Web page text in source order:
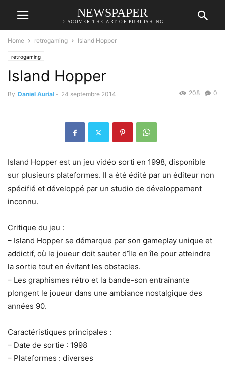
NEWSPAPER
DISCOVER THE ART OF PUBLISHING
Home retrogaming Island Hopper
retrogaming
Island Hopper
By Daniel Aurial - 24 septembre 2014 0
208
Island Hopper est un jeu vidéo sorti en 1998, disponible
sur plusieurs plateformes. Il a été édité par un éditeur non
spécifié et développé par un studio de développement
inconnu.
Critique du jeu :
– Island Hopper se démarque par son gameplay unique et
addictif, où le joueur doit sauter d’île en île pour atteindre
la sortie tout en évitant les obstacles.
– Les graphismes rétro et la bande-son entraînante
plongent le joueur dans une ambiance nostalgique des
années 90.
Caractéristiques principales :
– Date de sortie : 1998
– Plateformes : diverses